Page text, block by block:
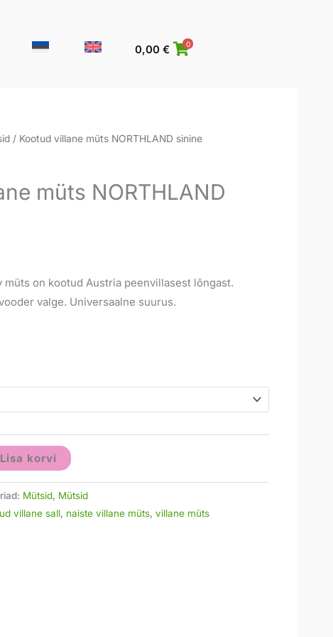
0,00€ 0
/ Kootud villane müts NORTHLAND sinine
müts NORTHLAND
müts on kootud Austria peenvillasest lõngast.
valge. Universaalne suurus.
Lisa korvi
Mütsid, Mütsid
villane sall, naiste villane müts, villane müts